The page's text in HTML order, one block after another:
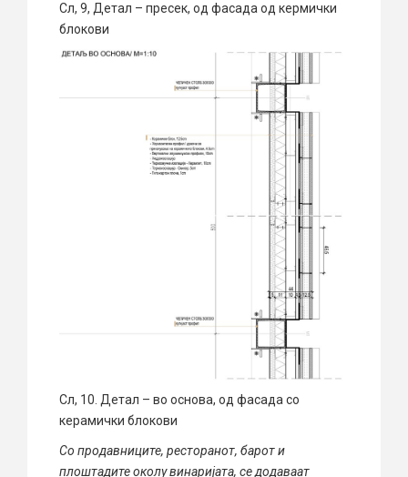
Сл, 9, Детал – пресек, од фасада од кермички
блокови
Сл, 10. Детал – во основа, од фасада со
керамички блокови
Со продавниците, ресторанот, барот и
плоштадите околу винаријата, се додаваат